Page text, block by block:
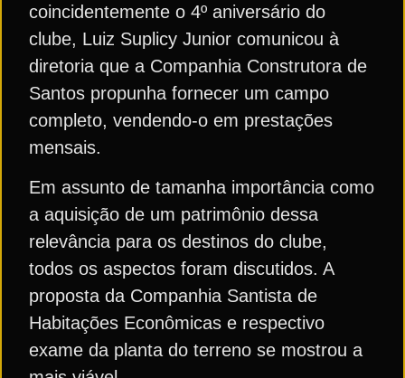
coincidentemente o 4º aniversário do
clube, Luiz Suplicy Junior comunicou à
diretoria que a Companhia Construtora de
Santos propunha fornecer um campo
completo, vendendo-o em prestações
mensais.
Em assunto de tamanha importância como
a aquisição de um patrimônio dessa
relevância para os destinos do clube,
todos os aspectos foram discutidos. A
proposta da Companhia Santista de
Habitações Econômicas e respectivo
exame da planta do terreno se mostrou a